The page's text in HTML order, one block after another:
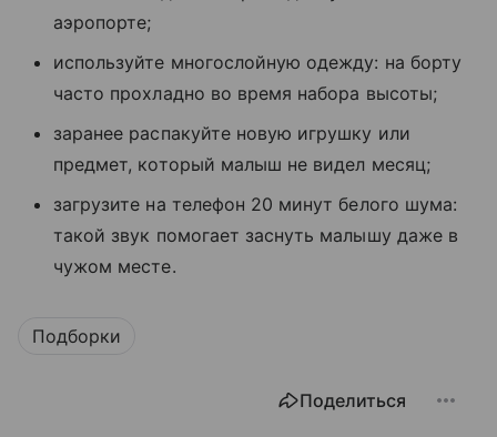
аэропорте;
используйте многослойную одежду: на борту
часто прохладно во время набора высоты;
заранее распакуйте новую игрушку или
предмет, который малыш не видел месяц;
загрузите на телефон 20 минут белого шума:
такой звук помогает заснуть малышу даже в
чужом месте.
Подборки
Поделиться